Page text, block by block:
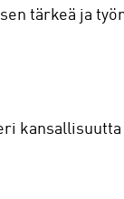
tärkeä ja